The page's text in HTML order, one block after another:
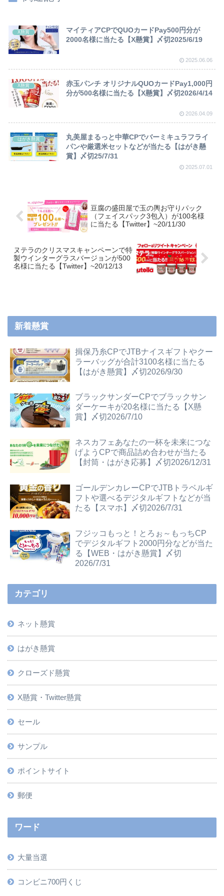
X懸賞
マイティアCPでQUOカードPay500円分が
2000名様に当たる【X懸賞】〆切2025/6/19
2025.06.06
X懸賞
赤玉パンチ オリジナルQUOカードPay1,000円
分が500名様に当たる【X懸賞】〆切2026/4/14
2026.04.09
はがき懸賞
丸美屋まるっと中華CPでバーミキュラフライ
パンや厳選米セットなどが当たる【はがき懸
賞】〆切25/7/31
2025.07.01
豆腐の盛田屋で玉の輿お守りパック
（フェイスパック3包入）が100名様
に当たる【Twitter】~20/11/30
ヌテラのクリスマスキャンペーンで特
製ウインターグラスバージョンが500
名様に当たる【Twitter】~20/12/13
新着懸賞
揖保乃糸CPでJTBナイスギフトやクー
ラーバッグが合計3100名様に当たる
【はがき懸賞】〆切2026/9/30
ブラックサンダーCPでブラックサン
ダーケーキが20名様に当たる【X懸
賞】〆切2026/7/10
ネスカフェあなたの一杯を未来につな
げようCPで商品詰め合わせが当たる
【封筒・はがき応募】〆切2026/12/31
ゴールデンカレーCPでJTBトラベルギ
フトや選べるデジタルギフトなどが当
たる【スマホ】〆切2026/7/31
フジッコもっと！とろぉ～もっちCP
でデジタルギフト2000円分などが当た
る【WEB・はがき懸賞】〆切
2026/7/31
カテゴリ
ネット懸賞
はがき懸賞
クローズド懸賞
X懸賞・Twitter懸賞
セール
サンプル
ポイントサイト
郵便
ワード
大量当選
コンビニ700円くじ